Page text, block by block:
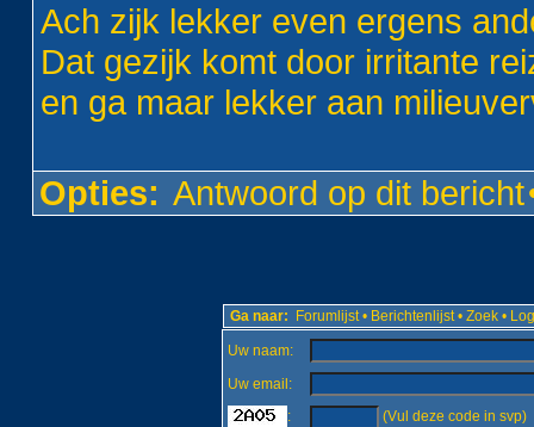
Ach zijk lekker even ergens
Dat gezijk komt door irritante
en ga maar lekker aan
Opties: Antwoord op dit bericht
Ga naar: Forumlijst • Berichtenlijst • Zoek •
Uw naam:
Uw email:
:
(Vul deze code in svp)